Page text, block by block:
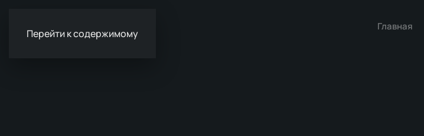
Перейти к содержимому
Главная